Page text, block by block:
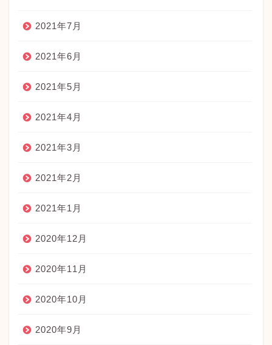
2021年7月
2021年6月
2021年5月
2021年4月
2021年3月
2021年2月
2021年1月
2020年12月
2020年11月
2020年10月
2020年9月